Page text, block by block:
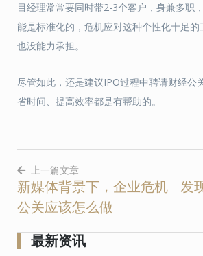
目经理常常要同时带2-3个客户，身兼多职
能是标准化的，危机应对这种个性化十足的
也没能力承担。
尽管如此，还是建议IPO过程中聘请财经公
省时间、提高效率都是有帮助的。
文
章
导
上一篇文章
新媒体背景下，企业危机
公关应该怎么做
发
最新资讯